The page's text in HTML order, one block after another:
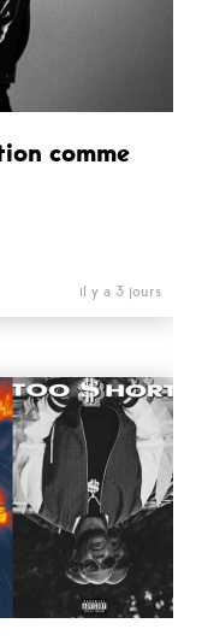
comme
il y a 3 jours